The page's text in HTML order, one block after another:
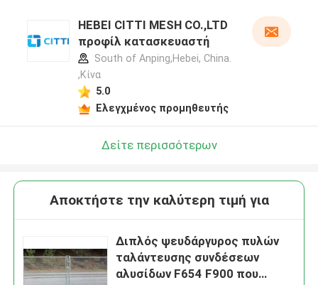
HEBEI CITTI MESH CO.,LTD
προφίλ κατασκευαστή
South of Anping,Hebei, China.
,Κίνα
5.0
Ελεγχμένος προμηθευτής
Δείτε περισσότερων
Αποκτήστε την καλύτερη τιμή για
Διπλός ψευδάργυρος πυλών
ταλάντευσης συνδέσεων
αλυσίδων F654 F900 που